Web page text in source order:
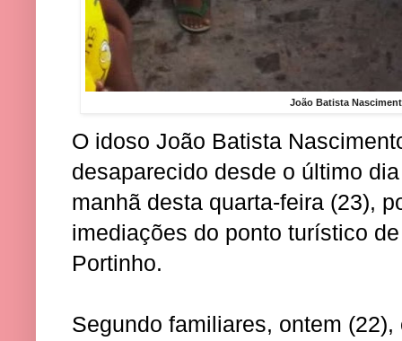
João Batista
O idoso João Batista
desaparecido desde o último
manhã desta quarta-feira (23),
imediações do ponto turístico
Portinho.
Segundo familiares, ontem